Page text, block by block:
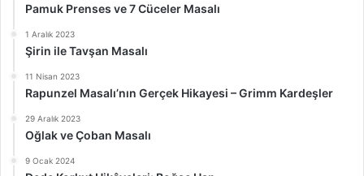
Pamuk Prenses ve 7 Cüceler Masalı
1 Aralık 2023
Şirin ile Tavşan Masalı
11 Nisan 2023
Rapunzel Masalı’nın Gerçek Hikayesi – Grimm Kardeşler
29 Aralık 2023
Oğlak ve Çoban Masalı
9 Ocak 2024